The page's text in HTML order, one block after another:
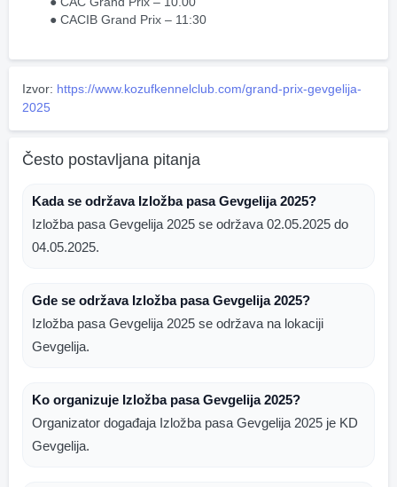
CACIB Grand Prix – 11:30
Izvor: https://www.kozufkennelclub.com/grand-prix-gevgelija-
2025
Često postavljana pitanja
Kada se održava Izložba pasa Gevgelija 2025?
Izložba pasa Gevgelija 2025 se održava 02.05.2025 do
04.05.2025.
Gde se održava Izložba pasa Gevgelija 2025?
Izložba pasa Gevgelija 2025 se održava na lokaciji
Gevgelija.
Ko organizuje Izložba pasa Gevgelija 2025?
Organizator događaja Izložba pasa Gevgelija 2025 je KD
Gevgelija.